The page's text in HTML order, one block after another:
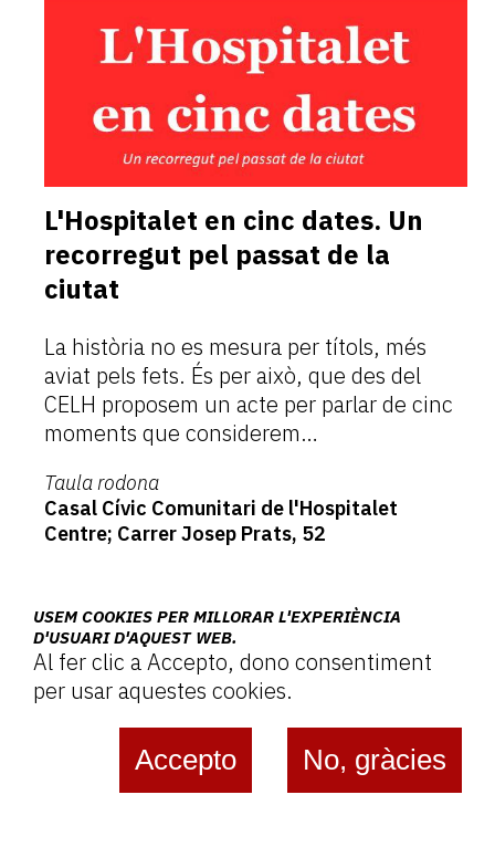
L'Hospitalet en cinc dates. Un
recorregut pel passat de la
ciutat
La història no es mesura per títols, més
aviat pels fets. És per això, que des del
CELH proposem un acte per parlar de cinc
moments que considerem…
Taula rodona
Casal Cívic Comunitari de l'Hospitalet
Centre; Carrer Josep Prats, 52
Més
USEM COOKIES PER MILLORAR L'EXPERIÈNCIA
D'USUARI D'AQUEST WEB.
Al fer clic a Accepto, dono consentiment
per usar aquestes cookies.
Accepto No, gràcies